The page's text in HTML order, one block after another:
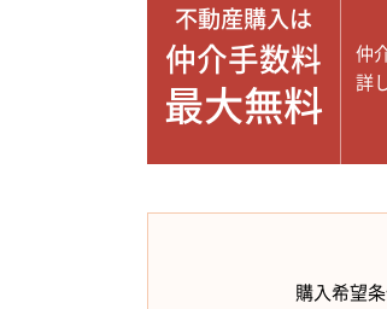
不動産購入は
仲介手数料
最大無料
仲
詳
購入希望